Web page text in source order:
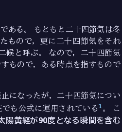
ある。 もともと二十四節気は冬
もので，更に二十四節気をそれ
候と呼ぶ。 なので，二十四節気
もので，ある時点を指すもので
になったが，二十四節気につい
も公式に運用されている1。 こ
太陽黄経が90度となる瞬間を含む